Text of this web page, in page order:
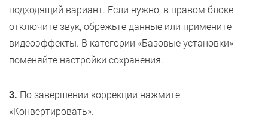
подходящий вариант. Если нужно, в правом блоке
отключите звук, обрежьте данные или примените
видеоэффекты. В категории «Базовые установки»
поменяйте настройки сохранения.
3. По завершении коррекции нажмите
«Конвертировать».